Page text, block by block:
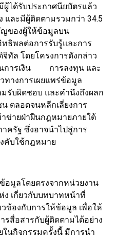
ผู้ได้รับประกาศนียบัตรแล้ว
และมีผู้ติดตามรวมกว่า 34.5
ของผู้ให้ข้อมูลบน
ธิพลต่อการรับรู้และการ
ทัล โดยโครงการดังกล่าว
นการเงิน การลงทุน และ
างการเผยแพร่ข้อมูล
รับผิดชอบ และคำนึงถึงผลก
ตลอดจนหลีกเลี่ยงการ
ข่ายฝ่าฝืนกฎหมายภายใต้
ครัฐ ซึ่งอาจนำไปสู่การ
คับใช้กฎหมาย
อมูลโดยตรงจากหน่วยงาน
ง เกี่ยวกับบทบาทหน้าที่
ข้องกับการให้ข้อมูล เพื่อให้
รสื่อสารกับผู้ติดตามได้อย่าง
นกิจกรรมครั้งนี้ มีการนำ